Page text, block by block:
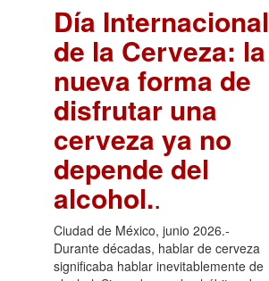
Día Internacional
de la Cerveza: la
nueva forma de
disfrutar una
cerveza ya no
depende del
alcohol..
Ciudad de México, junio 2026.-
Durante décadas, hablar de cerveza
significaba hablar inevitablemente de